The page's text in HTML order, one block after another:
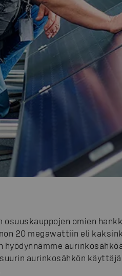
osuuskauppojen omien
20 megawattiin eli
hyödynnämme
aurinkosähkön käyttäjä